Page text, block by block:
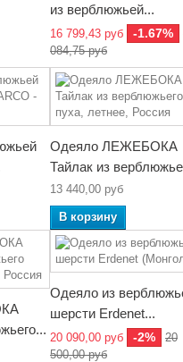
из верблюжьей...
16 799,43 руб -1.67%
084,75 руб
Одеяло ЛЕЖЕБОКА
Тайлак из
13 440,00 руб
В корзину
Одеяло из
шерсти Erdenet...
20 090,00 руб -2%
20
500,00 руб